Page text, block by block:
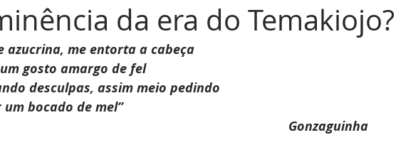
da era do Temakiojo?
azucrina, me entorta a cabeça
gosto amargo de fel
desculpas, assim meio pedindo
bocado de mel”
                                                                                                               Gonzaguinha